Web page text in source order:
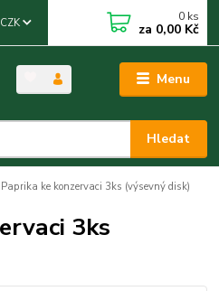
Menu
CZK
Hledat
0 ks
za 0,00 Kč
Paprika ke konzervaci 3ks (výsevný disk)
3ks